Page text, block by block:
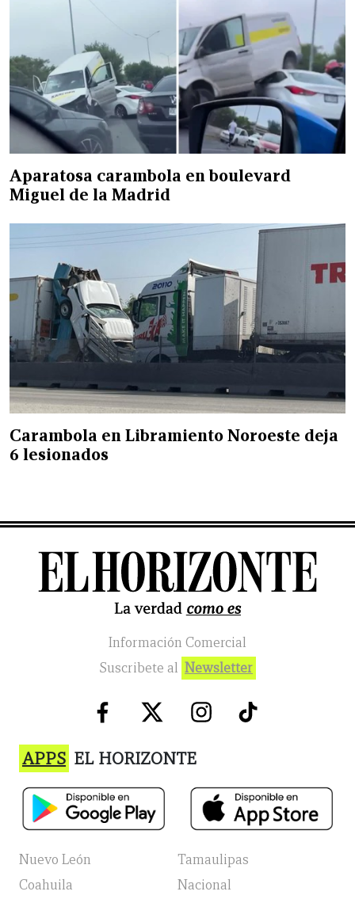
Aparatosa carambola en boulevard
Miguel de la Madrid
Carambola en Libramiento Noroeste deja
6 lesionados
Información Comercial
Suscribete al Newsletter
APPS EL HORIZONTE
Nuevo León
Tamaulipas
Coahuila
Nacional